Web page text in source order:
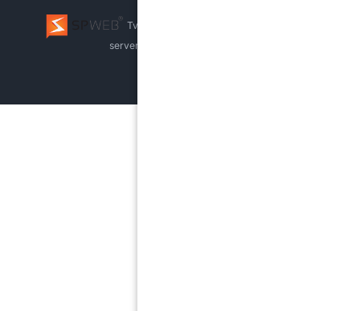
Tvorba webu Brno
serverů